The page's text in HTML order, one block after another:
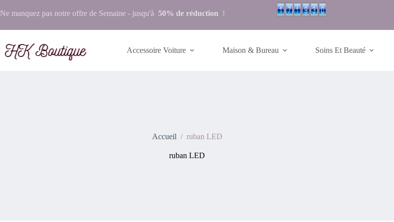
Ne manquez pas notre offre de Semaine - jusqu'à 50% de réduction !
Accessoire Voiture Maison & Bureau Soins Et Beauté
Accueil / ruban LED
ruban LED